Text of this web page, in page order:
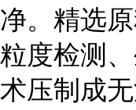
净。精选
粒度检测
术压制成